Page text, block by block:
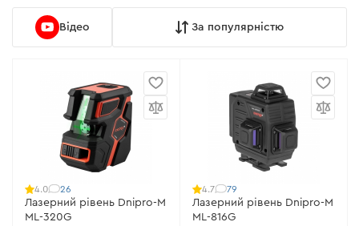
Відео За популярністю
4.0 26
Лазерний рівень Dnipro-M
ML-320G
4.7 79
Лазерний рівень Dnipro-M
ML-816G